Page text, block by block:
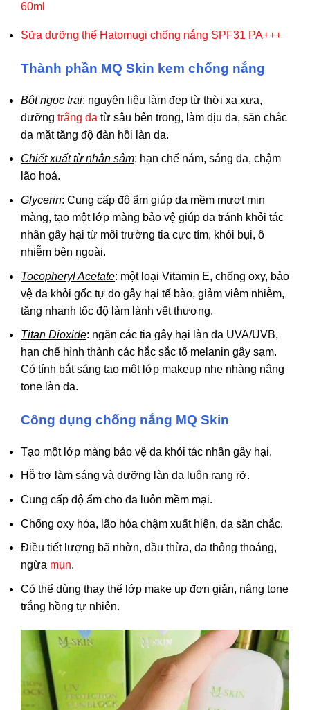
60ml
Sữa dưỡng thể Hatomugi chống nắng SPF31 PA+++
Thành phần MQ Skin kem chống nắng
Bột ngọc trai: nguyên liệu làm đẹp từ thời xa xưa,
dưỡng trắng da từ sâu bên trong, làm dịu da, săn chắc
da mặt tăng độ đàn hồi làn da.
Chiết xuất từ nhân sâm: hạn chế nám, sáng da, chậm
lão hoá.
Glycerin: Cung cấp độ ẩm giúp da mềm mượt mịn
màng, tạo một lớp màng bảo vệ giúp da tránh khỏi tác
nhân gây hại từ môi trường tia cực tím, khói bụi, ô
nhiễm bên ngoài.
Tocopheryl Acetate: một loại Vitamin E, chống oxy, bảo
vệ da khỏi gốc tự do gây hại tế bào, giảm viêm nhiễm,
tăng nhanh tốc độ làm lành vết thương.
Titan Dioxide: ngăn các tia gây hại làn da UVA/UVB,
hạn chế hình thành các hắc sắc tố melanin gây sạm.
Có tính bắt sáng tạo một lớp makeup nhẹ nhàng nâng
tone làn da.
Công dụng chống nắng MQ Skin
Tạo một lớp màng bảo vệ da khỏi tác nhân gây hại.
Hỗ trợ làm sáng và dưỡng làn da luôn rạng rỡ.
Cung cấp độ ẩm cho da luôn mềm mại.
Chống oxy hóa, lão hóa chậm xuất hiện, da săn chắc.
Điều tiết lượng bã nhờn, dầu thừa, da thông thoáng,
ngừa mụn.
Có thể dùng thay thế lớp make up đơn giản, nâng tone
trắng hồng tự nhiên.